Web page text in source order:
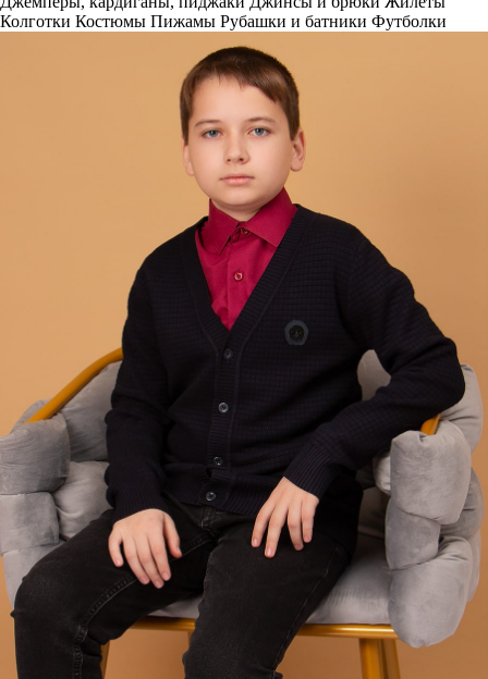
Колготки Костюмы Пижамы Рубашки и батники Футболки